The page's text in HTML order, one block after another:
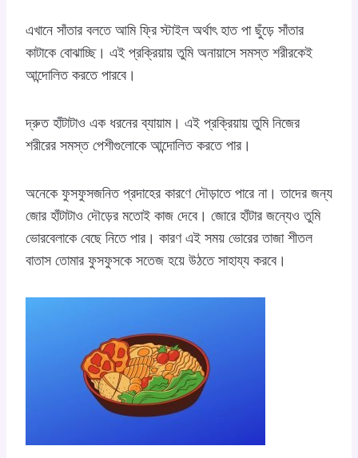
এখানে সাঁতার বলতে আমি ফ্রি স্টাইল অর্থাৎ হাত পা ছুঁড়ে সাঁতার
কাটাকে বোঝাচ্ছি। এই প্রক্রিয়ায় তুমি অনায়াসে সমস্ত শরীরকেই
আন্দোলিত করতে পারবে।
দ্রুত হাঁটাটাও এক ধরনের ব্যায়াম। এই প্রক্রিয়ায় তুমি নিজের
শরীরের সমস্ত পেশীগুলোকে আন্দোলিত করতে পার।
অনেকে ফুসফুসজনিত প্রদাহের কারণে দৌড়াতে পারে না। তাদের জন্য
জোর হাঁটাটাও দৌড়ের মতোই কাজ দেবে। জোরে হাঁটার জন্যেও তুমি
ভোরবেলাকে বেছে নিতে পার। কারণ এই সময় ভোরের তাজা শীতল
বাতাস তোমার ফুসফুসকে সতেজ হয়ে উঠতে সাহায্য করবে।